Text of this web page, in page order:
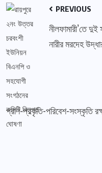
PREVIOUS
নীলফামারী’তে
নারীর মরদেহ
প্রাণ-প্রকৃতি-পরিবেশ-সংস্কৃতি